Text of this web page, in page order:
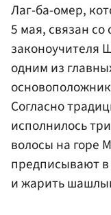
Лаг-ба-омер,
5 мая, связан
законоучителя
одним из
Согласно
исполнилось
волосы на горе
предписывают в
и жарить